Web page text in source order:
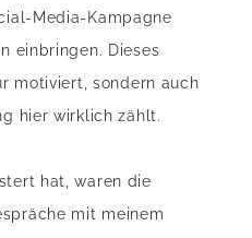
Media-Kampagne
einbringen. Dieses
motiviert, sondern auch
hier wirklich zählt.
hat, waren die
mit meinem